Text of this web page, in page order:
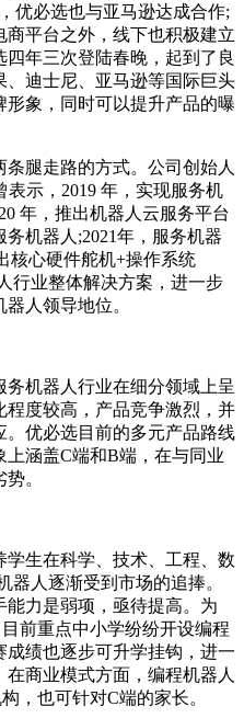
优必选也与亚马逊达成合作;
平台之外，线下也积极建立
年三次登陆春晚，起到了良
迪士尼、亚马逊等国际巨头
象，同时可以提升产品的曝
腿走路的方式。公司创始人
示，2019 年，实现服务机
年，推出机器人云服务平台
机器人;2021年，服务机器
核心硬件舵机+操作系统
行业整体解决方案，进一步
人领导地位。
机器人行业在细分领域上呈
度较高，产品竞争激烈，并
优必选目前的多元产品路线
涵盖C端和B端，在与同业
。
生在科学、技术、工程、数
器人逐渐受到市场的追捧。
力是弱项，亟待提高。为
前重点中小学纷纷开设编程
绩也逐步可升学挂钩，进一
商业模式方面，编程机器人
，也可针对C端的家长。